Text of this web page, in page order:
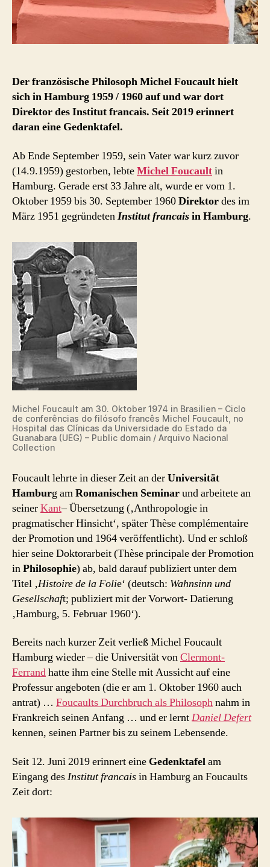
Der französische Philosoph Michel Foucault hielt
sich in Hamburg 1959 / 1960 auf und war dort
Direktor des Institut francais. Seit 2019 erinnert
daran eine Gedenktafel.
Ab Ende September 1959, sein Vater war kurz zuvor
(14.9.1959) gestorben, lebteMichel Foucaultin
Hamburg. Gerade erst 33 Jahre alt, wurde er vom 1.
Oktober 1959 bis 30. September 1960Direktordes im
März 1951 gegründetenInstitut francaisin Hamburg.
Michel Foucault am 30. Oktober 1974 in Brasilien – Ciclo
de conferências do filósofo francês Michel Foucault, no
Hospital das Clínicas da Universidade do Estado da
Guanabara (UEG) – Public domain / Arquivo Nacional
Collection
Foucault lehrte in dieser Zeit an derUniversität
Hamburg amRomanischen Seminarund arbeitete an
seinerKant– Übersetzung (‚Anthropologie in
pragmatischer Hinsicht‘, später Thèse complémentaire
der Promotion und 1964 veröffentlicht). Und er schloß
hier seine Doktorarbeit (Thèse principale der Promotion
inPhilosophie) ab, bald darauf publiziert unter dem
Titel ‚Histoire de la Folie‘ (deutsch: Wahnsinn und
Gesellschaft; publiziert mit der Vorwort- Datierung
‚Hamburg, 5. Februar 1960‘).
Bereits nach kurzer Zeit verließ Michel Foucault
Hamburg wieder – die Universität vonClermont-
Ferrandhatte ihm eine Stelle mit Aussicht auf eine
Professur angeboten (die er am 1. Oktober 1960 auch
antrat) … Foucaults Durchbruch als Philosophnahm in
Frankreich seinen Anfang … und er lerntDaniel Defert
kennen, seinen Partner bis zu seinem Lebensende.
Seit 12. Juni 2019 erinnert eine Gedenktafelam
Eingang desInstitut francaisin Hamburg an Foucaults
Zeit dort: